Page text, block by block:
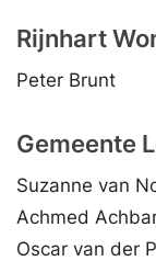
Rijnhart
Peter Brunt
Gemeente
Suzanne van
Achmed
Oscar van der